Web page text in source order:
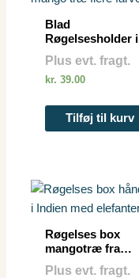
Blad
Røgelsesholder i
mangotræ
Plus evt. fragt.
kr. 39.00
Tilføj til kurv
Røgelses box
mangotræ fra
indien
Plus evt. fragt.